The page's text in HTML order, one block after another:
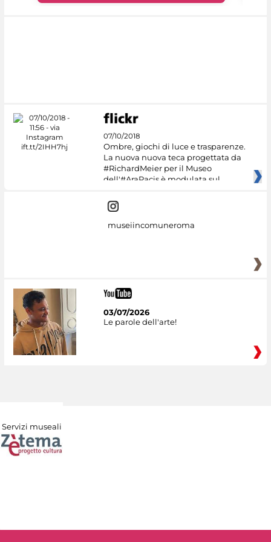
07/10/2018
Ombre, giochi di luce e trasparenze.
La nuova nuova teca progettata da
#RichardMeier per il Museo
dell'#AraPacis è modulata sul
museiincomuneroma
03/07/2026
Le parole dell'arte!
Servizi museali